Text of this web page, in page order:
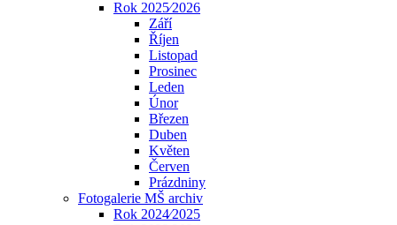
Rok 2025⁄2026
Září
Říjen
Listopad
Prosinec
Leden
Únor
Březen
Duben
Květen
Červen
Prázdniny
Fotogalerie MŠ archiv
Rok 2024⁄2025